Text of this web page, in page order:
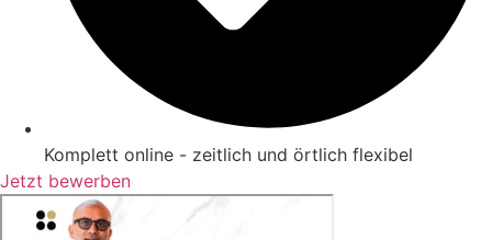
Komplett online - zeitlich und örtlich flexibel
Jetzt bewerben